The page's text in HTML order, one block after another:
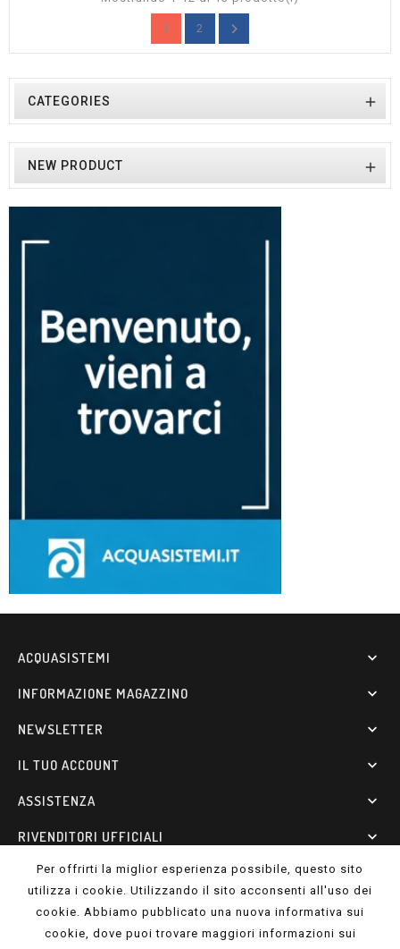
1 2 
CATEGORIES 
NEW PRODUCT 
ACQUASISTEMI 
INFORMAZIONE MAGAZZINO 
NEWSLETTER 
IL TUO ACCOUNT 
ASSISTENZA 
RIVENDITORI UFFICIALI 
LINK UTILI
© 2026 - ACQUASISTEMI S.R.L. - P.I. 01462920453 - REA: MS-
255804- Cap. Soc. 10000€ (i.v.)
Per offrirti la miglior esperienza possibile, questo sito
utilizza i cookie. Utilizzando il sito acconsenti all'uso dei
cookie. Abbiamo pubblicato una nuova informativa sui
cookie, dove puoi trovare maggiori informazioni sui